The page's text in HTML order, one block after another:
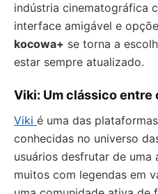
indústria cinematográfica
interface amigável e
kocowa+ se torna a
estar sempre atualizado.
Viki: Um clássico entre
Viki é uma das
conhecidas no universo
usuários desfrutar de uma
muitos com legendas em